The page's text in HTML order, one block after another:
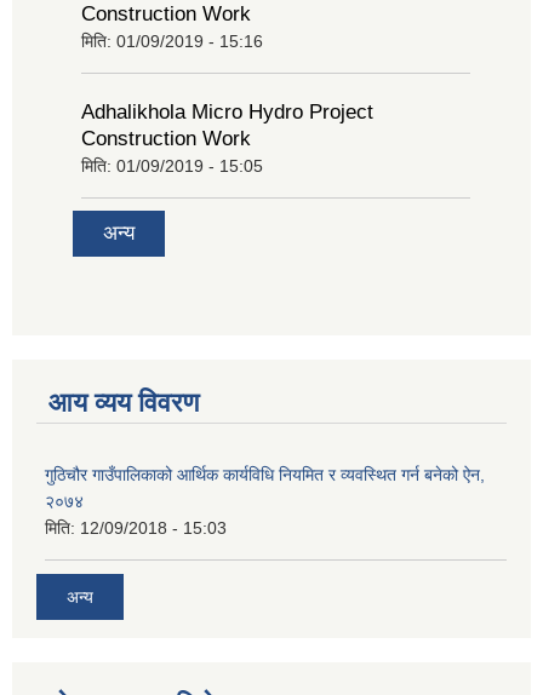
Construction Work
मिति: 01/09/2019 - 15:16
Adhalikhola Micro Hydro Project
Construction Work
मिति: 01/09/2019 - 15:05
अन्य
आय व्यय विवरण
गुठिचौर गाउँपालिकाको आर्थिक कार्यविधि नियमित र व्यवस्थित गर्न बनेको ऐन,
२०७४
मिति: 12/09/2018 - 15:03
अन्य